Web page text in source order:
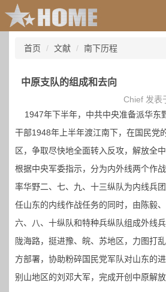
首页 文献 南下历程
中原支队的组成和去向
Chief 发表
1947年下半年，中共中央准备派华东
干部1948年上半年渡江南下，在国民党
区，争取尽快地全面转入反攻，解放全
根据中央军委指示，分为内外线两个作
率华野二、七、九、十三纵队为内线兵
任山东的内线作战任务的同时，由陈毅、
六、八、十纵队和特种兵纵队组成外线
陇海路，挺进豫、皖、苏地区，力图打
方部署，协助粉碎国民党军队对山东的
别山地区的刘邓大军，完成开创中原解放